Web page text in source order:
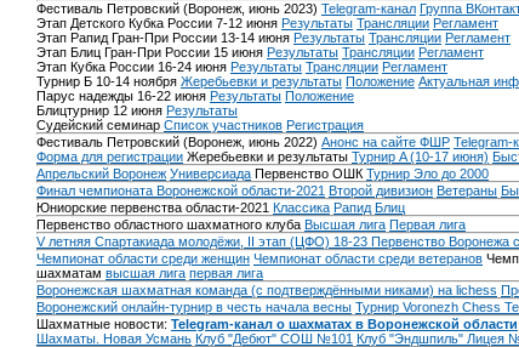
Фестиваль Петровский (Воронеж, июнь 2023) Telegram-канал Группа
Этап Детского Кубка России 7-12 июня Результаты Трансляции Регламент
Этап Рапид Гран-При России 13-14 июня Результаты Трансляции Регламент
Этап Блиц Гран-При России 15 июня Результаты Трансляции Регламент
Этап Кубка России 16-24 июня Результаты Трансляции Регламент
Турнир Б 10-14 ноября Жеребьевки и результаты Положение Актуальная
Парус надежды 16-22 июня Результаты Положение
Блицтурнир 12 июня Результаты
Судейский семинар Список участников Регистрация
Фестиваль Петровский (Воронеж, июнь 2022) Анонс на сайте ФШР Telegram-
Форма для регистрации Жеребьевки и результаты Турнир A (10-17 июня)
Апрельский Воронеж Универсиада Первенство ОШК Турнир Эло до 2000
Финал чемпионата Воронежской области-2021 Второй дивизион Ветераны
Юниорские первенства области-2021 Классика Рапид Блиц
Первенство областного шахматного клуба Высшая лига Первая лига
V летняя Спартакиада молодёжи, II этап (ЦФО) 18-23 Первенство Воронежа
Чемпионат области среди женщин Чемпионат области среди ветеранов
шахматам высшая лига первая лига
Воронежская шахматная команда (с подтверждёнными никами) на lichess
Воронежский онлайн-турнир в честь начала весны Турнир Voronezh Chess
Шахматные новости: Telegram-канал о шахматах в Воронежской области
Шахматы. Новая Усмань Клуб "Дебют" СОШ №101 Клуб "Эндшпиль" Лицея